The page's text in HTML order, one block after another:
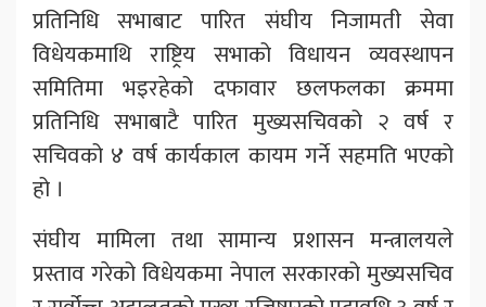
प्रतिनिधि सभाबाट पारित संघीय निजामती सेवा
विधेयकमाथि राष्ट्रिय सभाको विधायन व्यवस्थापन
समितिमा भइरहेको दफावार छलफलका क्रममा
प्रतिनिधि सभाबाटै पारित मुख्यसचिवको २ वर्ष र
सचिवको ४ वर्ष कार्यकाल कायम गर्ने सहमति भएको
हो ।
संघीय मामिला तथा सामान्य प्रशासन मन्त्रालयले
प्रस्ताव गरेको विधेयकमा नेपाल सरकारको मुख्यसचिव